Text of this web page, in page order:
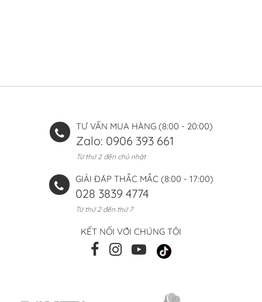
TƯ VẤN MUA HÀNG (8:00 - 20:00)
Zalo: 0906 393 661
Từ thứ 2 đến chủ nhật
GIẢI ĐÁP THẮC MẮC (8:00 - 17:00)
028 3839 4774
Từ thứ 2 đến thứ 7
KẾT NỐI VỚI CHÚNG TÔI